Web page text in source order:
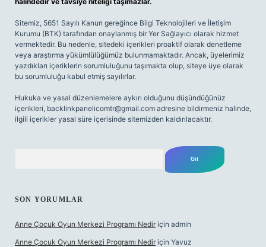
Sitemiz, 5651 Sayılı Kanun gereğince Bilgi Teknolojileri ve İletişim
Kurumu (BTK) tarafından onaylanmış bir Yer Sağlayıcı olarak hizmet
vermektedir. Bu nedenle, sitedeki içerikleri proaktif olarak denetleme
veya araştırma yükümlülüğümüz bulunmamaktadır. Ancak, üyelerimiz
yazdıkları içeriklerin sorumluluğunu taşımakta olup, siteye üye olarak
bu sorumluluğu kabul etmiş sayılırlar.
Hukuka ve yasal düzenlemelere aykırı olduğunu düşündüğünüz
içerikleri, backlinkpanelicomtr@gmail.com adresine bildirmeniz halinde,
ilgili içerikler yasal süre içerisinde sitemizden kaldırılacaktır.
SON YORUMLAR
Anne Çocuk Oyun Merkezi Programı Nedir için admin
Anne Çocuk Oyun Merkezi Programı Nedir için Yavuz